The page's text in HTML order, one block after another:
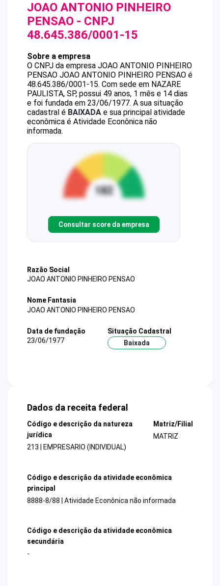
JOAO ANTONIO PINHEIRO
PENSAO - CNPJ
48.645.386/0001-15
Sobre a empresa
O CNPJ da empresa JOAO ANTONIO PINHEIRO
PENSAO JOAO ANTONIO PINHEIRO PENSAO é
48.645.386/0001-15. Com sede em NAZARE
PAULISTA, SP, possui 49 anos, 1 mês e 14 dias
e foi fundada em 23/06/1977. A sua situação
cadastral é BAIXADA e sua principal atividade
econômica é Atividade Econônica não
informada.
Consultar score da empresa
Razão Social
JOAO ANTONIO PINHEIRO PENSAO
Nome Fantasia
JOAO ANTONIO PINHEIRO PENSAO
Data de fundação
23/06/1977
Situação Cadastral
Baixada
Dados da receita federal
Código e descrição da natureza
jurídica
213 | EMPRESARIO (INDIVIDUAL)
Matriz/Filial
MATRIZ
Código e descrição da atividade econômica
principal
8888-8/88 | Atividade Econônica não informada
Código e descrição da atividade econômica
secundária
-